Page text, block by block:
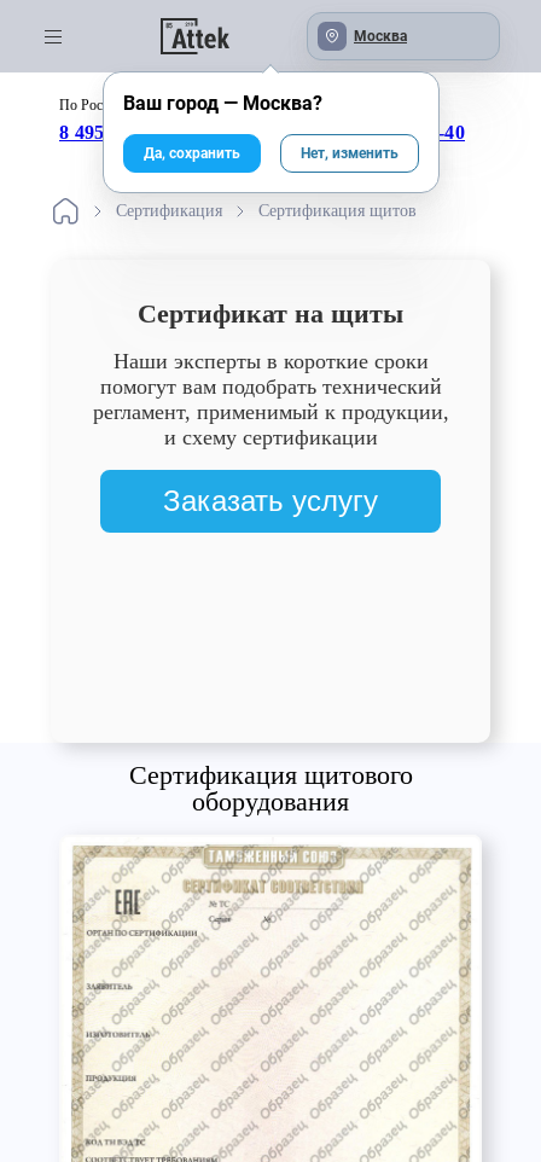
Москва
По России бесплатно:
8 495 246-04-43 8 800 333-25-40
Сертификация Сертификация щитов
Сертификат на щиты
Наши эксперты в короткие сроки
помогут вам подобрать технический
регламент, применимый к продукции,
и схему сертификации
Заказать услугу
Сертификация щитового
оборудования
Ваш город — Москва?
Да, сохранить Нет, изменить